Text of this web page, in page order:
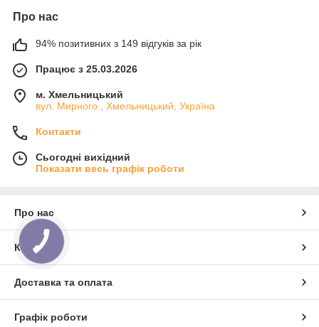
Про нас
94% позитивних з 149 відгуків за рік
Працює з 25.03.2026
м. Хмельницький
вул. Мирного., Хмельницький, Україна
Контакти
Сьогодні вихідний
Показати весь графік роботи
Про нас
Контакти
Доставка та оплата
Графік роботи